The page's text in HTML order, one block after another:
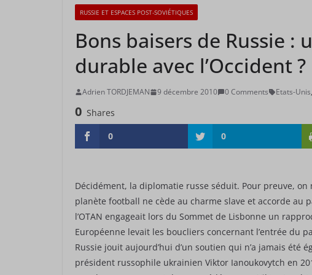
RUSSIE ET ESPACES POST-SOVIÉTIQUES
Bons baisers de Russie
durable avec l’Occident ?
Adrien TORDJEMAN 9 décembre 2010 0 Comments Etats-Unis,
0 Shares
0
0
Décidément, la diplomatie russe séduit. Pour preuve,
planète football ne cède au charme slave et accorde au
l’OTAN engageait lors du Sommet de Lisbonne un
Européenne levait les boucliers concernant l’entrée du
Russie jouit aujourd’hui d’un soutien qui n’a jamais été
président russophile ukrainien Viktor Ianoukovytch en